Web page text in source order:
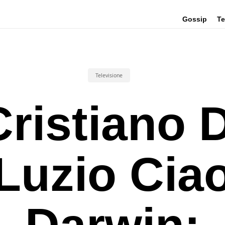
Gossip
Televisione